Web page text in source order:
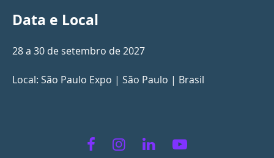
Data e Local
28 a 30 de setembro de 2027
Local: São Paulo Expo | São Paulo | Brasil